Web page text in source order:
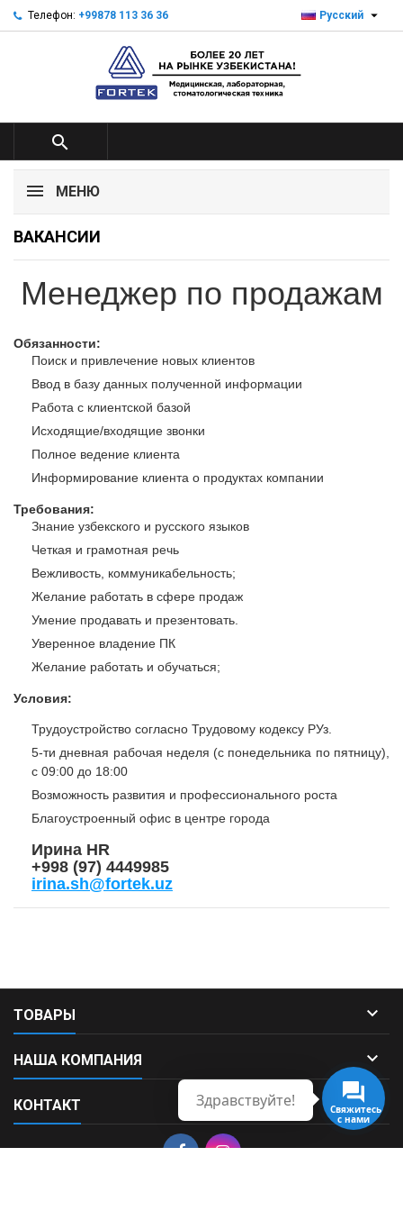
Телефон: +99878 113 36 36 Русский 

МЕНЮ
ВАКАНСИИ
Менеджер по продажам
Обязанности:
Поиск и привлечение новых клиентов
Ввод в базу данных полученной информации
Работа с клиентской базой
Исходящие/входящие звонки
Полное ведение клиента
Информирование клиента о продуктах компании
Требования:
Знание узбекского и русского языков
Четкая и грамотная речь
Вежливость, коммуникабельность;
Желание работать в сфере продаж
Умение продавать и презентовать.
Уверенное владение ПК
Желание работать и обучаться;
Условия:
Трудоустройство согласно Трудовому кодексу РУз.
5-ти дневная рабочая неделя (с понедельника по пятницу),
с 09:00 до 18:00
Возможность развития и профессионального роста
Благоустроенный офис в центре города
Ирина HR
+998 (97) 4449985
irina.sh@fortek.uz
ТОВАРЫ 
НАША КОМПАНИЯ 
КОНТАКТ 
Свяжитесь
с нами
Здравствуйте!